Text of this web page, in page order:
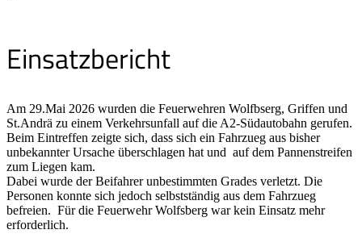
Einsatzbericht
Am 29.Mai 2026 wurden die Feuerwehren Wolfbserg, Griffen und
St.Andrä zu einem Verkehrsunfall auf die A2-Südautobahn gerufen.
Beim Eintreffen zeigte sich, dass sich ein Fahrzueg aus bisher
unbekannter Ursache überschlagen hat und auf dem Pannenstreifen
zum Liegen kam.
Dabei wurde der Beifahrer unbestimmten Grades verletzt. Die
Personen konnte sich jedoch selbstständig aus dem Fahrzueg
befreien. Für die Feuerwehr Wolfsberg war kein Einsatz mehr
erforderlich.